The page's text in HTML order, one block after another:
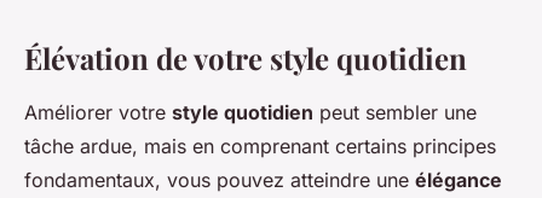
Transformez votre look de
tous les jours en une élégance
subtile pour une soirée
surprise !
Élévation de votre style quotidien
Améliorer votre style quotidien peut sembler une
tâche ardue, mais en comprenant certains principes
fondamentaux, vous pouvez atteindre une élégance